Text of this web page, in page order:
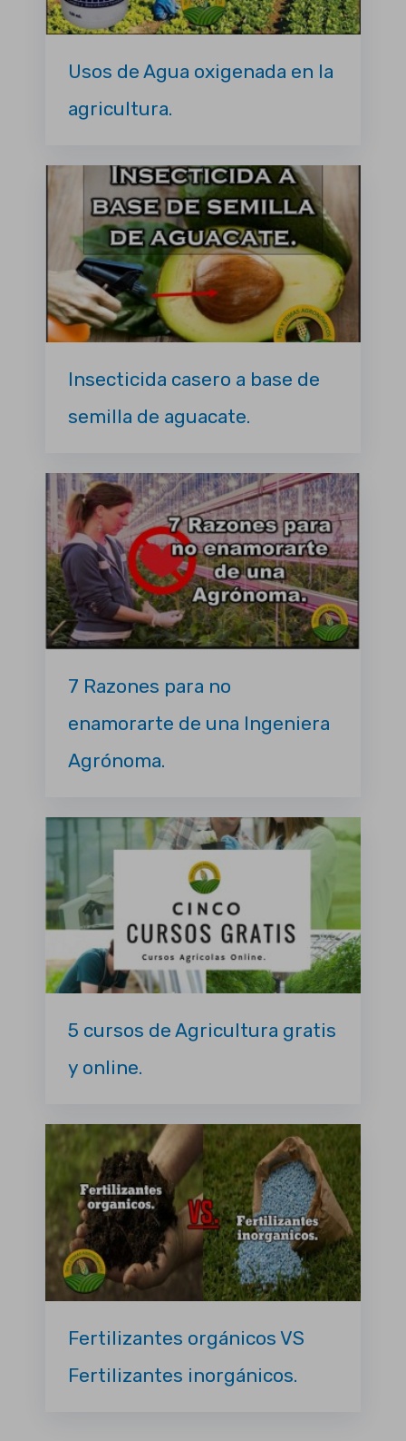
Usos de Agua oxigenada en la
agricultura.
Insecticida casero a base de
semilla de aguacate.
7 Razones para no
enamorarte de una Ingeniera
Agrónoma.
5 cursos de Agricultura gratis
y online.
Fertilizantes orgánicos VS
Fertilizantes inorgánicos.